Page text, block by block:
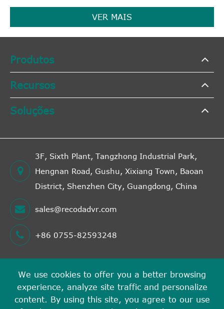
VER MAIS
Produtos
Recursos
Soluções
3F, Sixth Plant, Tangzhong Industrial Park,
Hengnan Road, Gushu, Xixiang Town, Baoan
District, Shenzhen City, Guangdong, China
sales@recodadvr.com
+86 0755-82593248
Direitos autorais©
Shenzhen RECODA Technologies LimitedTodos os
direitos reservados.
We use cookies to offer you a better browsing
experience, analyze site traffic and personalize
content. By using this site, you agree to our use